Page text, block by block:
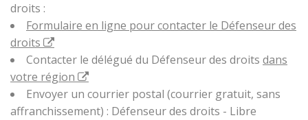
droits :
Formulaire en ligne pour contacter le Défenseur des
droits
Contacter le délégué du Défenseur des droits dans
votre région
Envoyer un courrier postal (courrier gratuit, sans
affranchissement) : Défenseur des droits - Libre